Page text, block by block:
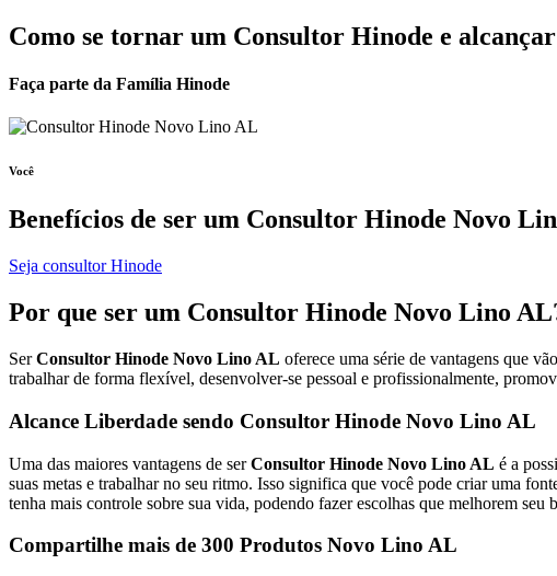
Como se tornar um Consultor Hinode e
Faça parte da Família Hinode
Você
Benefícios de ser um Consultor Hinode Novo
Seja consultor Hinode
Por que ser um Consultor Hinode Novo Lino
SerConsultor Hinode Novo Lino AL oferece uma série de vantagens que
trabalhar de forma flexível, desenvolver-se pessoal e profissionalmente,
Alcance Liberdade sendo Consultor Hinode Novo Lino AL
Uma das maiores vantagens de serConsultor Hinode Novo Lino AL é a
suas metas e trabalhar no seu ritmo. Isso significa que você pode criar uma
tenha mais controle sobre sua vida, podendo fazer escolhas que melhorem seu
Compartilhe mais de 300 Produtos Novo Lino AL